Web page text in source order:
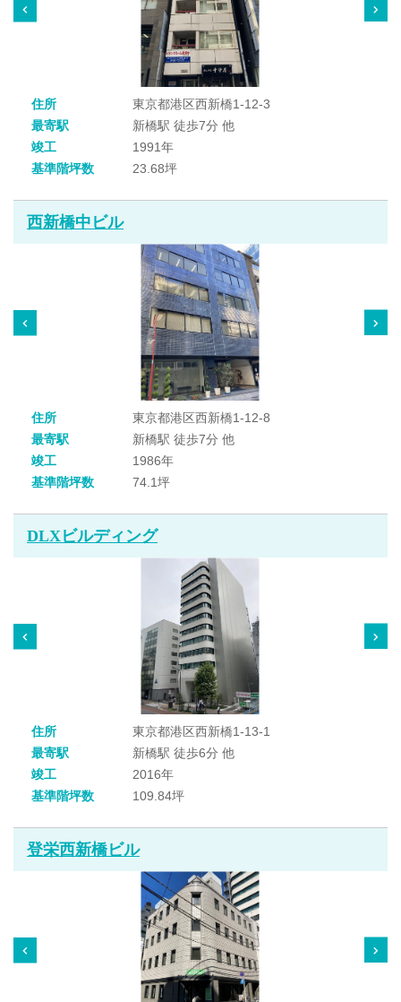
住所
東京都港区西新橋1-12-3
最寄駅
新橋駅 徒歩7分 他
竣工
1991年
基準階坪数
23.68坪
西新橋中ビル
住所
東京都港区西新橋1-12-8
最寄駅
新橋駅 徒歩7分 他
竣工
1986年
基準階坪数
74.1坪
DLXビルディング
住所
東京都港区西新橋1-13-1
最寄駅
新橋駅 徒歩6分 他
竣工
2016年
基準階坪数
109.84坪
登栄西新橋ビル